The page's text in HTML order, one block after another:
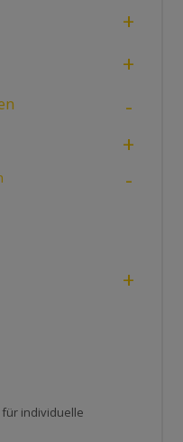
+
+
-
+
-
+
individuelle